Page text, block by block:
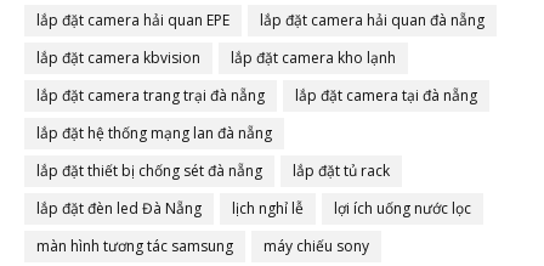
lắp đặt camera hải quan EPE
lắp đặt camera hải quan đà nẵng
lắp đặt camera kbvision
lắp đặt camera kho lạnh
lắp đặt camera trang trại đà nẵng
lắp đặt camera tại đà nẵng
lắp đặt hệ thống mạng lan đà nẵng
lắp đặt thiết bị chống sét đà nẵng
lắp đặt tủ rack
lắp đặt đèn led Đà Nẵng
lịch nghỉ lễ
lợi ích uống nước lọc
màn hình tương tác samsung
máy chiếu sony